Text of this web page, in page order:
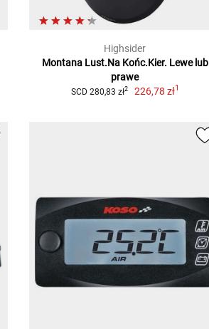
Highsider
Montana Lust.Na Końc.Kier. Lewe lub
prawe
SCD 280,83 zł2 226,78 zł1